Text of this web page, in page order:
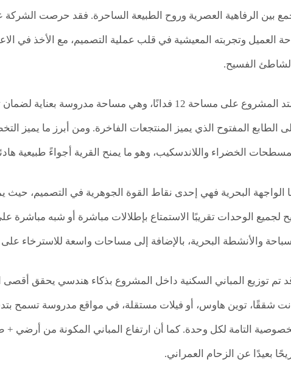
بين الرفاهية العصرية وروح الطبيعة الساحرة. فقد حرصت الشركة
العميل وتجربته المعيشية في قلب عملية التصميم، مع الأخذ في
الفسيح.
يمتد المشروع على مساحة 12 فدانًا، وهي مساحة
الخضراء واللاندسكيب، وهو ما يمنح القرية أجواءً طبيعية
لجميع الوحدات تقريبًا الاستمتاع بإطلالات مباشرة أو شبه مباشرة
والأنشطة البحرية، بالإضافة إلى مساحات واسعة للاسترخاء على
تم توزيع المباني السكنية داخل المشروع بذكاء هندسي يحقق
شققًا، توين هاوس، أو فيلات مستقلة، في مواقع مدروسة تسمح
التامة لكل وحدة. كما أن ارتفاع المباني المكونة من أرضي +
بعيدًا عن الزحام العمراني.